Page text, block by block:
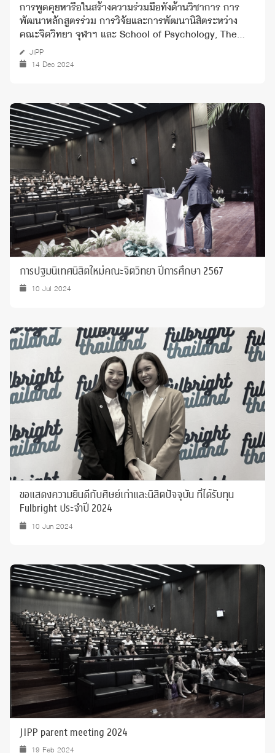
การพูดคุยหารือในสร้างความร่วมมือทั้งด้านวิชาการ การ
พัฒนาหลักสูตรร่วม การวิจัยและการพัฒนานิสิตระหว่าง
คณะจิตวิทยา จุฬาฯ และ School of Psychology, The
University of Queensland
JIPP
14 Dec 2024
การปฐมนิเทศนิสิตใหม่คณะจิตวิทยา ปีการศึกษา 2567
10 Jul 2024
ขอแสดงความยินดีกับศิษย์เก่าและนิสิตปัจจุบัน ที่ได้รับทุน
Fulbright ประจำปี 2024
10 Jun 2024
JIPP parent meeting 2024
19 Feb 2024